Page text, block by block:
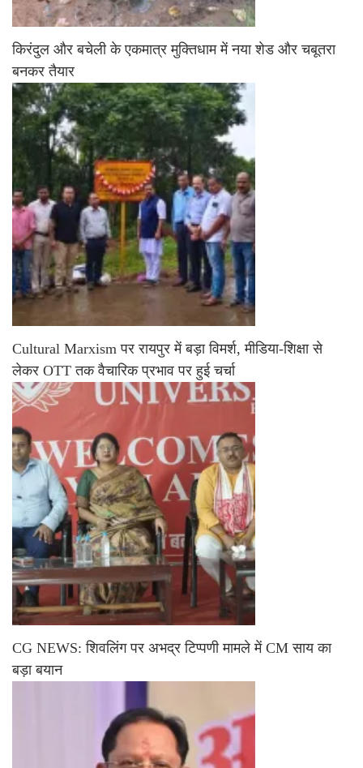
किरंदुल और बचेली के एकमात्र मुक्तिधाम में नया शेड और चबूतरा
बनकर तैयार
Cultural Marxism पर रायपुर में बड़ा विमर्श, मीडिया-शिक्षा से
लेकर OTT तक वैचारिक प्रभाव पर हुई चर्चा
CG NEWS: शिवलिंग पर अभद्र टिप्पणी मामले में CM साय का
बड़ा बयान